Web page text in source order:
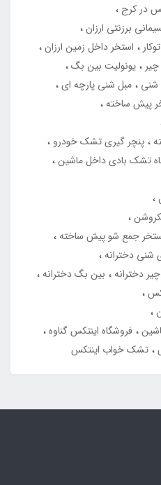
در کرج
برزنتی ارزان
استخر داخل زمین ارزان
یونولیت بین بگ
شنی
مبل شنی پارچه ای
پیش ساخته
پنچر گیری تشک خودرو
تشک بادی داخل ماشین
جمع شو پیش ساخته
شنی دخترانه
دخترانه
بین بگ دخترانه
فروشگاه اینتکس گناوه
تشک خواب اینتکس